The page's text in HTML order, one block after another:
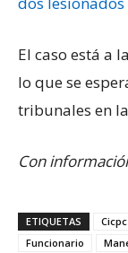
El caso está a
lo que se
tribunales en
Con
ETIQUETAS Cicpc
Funcionario